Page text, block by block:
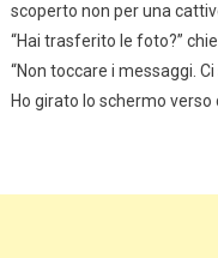
scoperto non per una
“Hai trasferito le foto?”
“Non toccare i messaggi.
Ho girato lo schermo verso